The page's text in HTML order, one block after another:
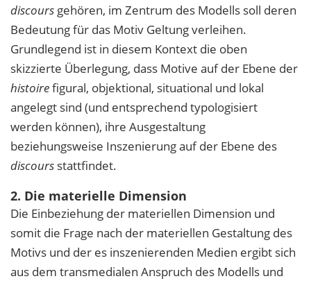
discours gehören, im Zentrum des Modells soll deren
Bedeutung für das Motiv Geltung verleihen.
Grundlegend ist in diesem Kontext die oben
skizzierte Überlegung, dass Motive auf der Ebene der
histoirefigural, objektional, situational und lokal
angelegt sind (und entsprechend typologisiert
werden können), ihre Ausgestaltung
beziehungsweise Inszenierung auf der Ebene des
discours stattfindet.
2. Die materielle Dimension
Die Einbeziehung der materiellen Dimension und
somit die Frage nach der materiellen Gestaltung des
Motivs und der es inszenierenden Medien ergibt sich
aus dem transmedialen Anspruch des Modells und